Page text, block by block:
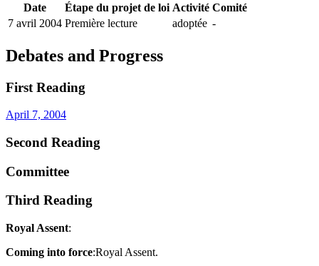
Date Étape du projet de loi Activité Comité
7 avril 2004 Première lecture adoptée -
Debates and Progress
First Reading
April 7, 2004
Second Reading
Committee
Third Reading
Royal Assent:
Coming into force:Royal Assent.